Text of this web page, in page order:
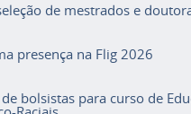
de mestrados e
presença na Flig 2026
bolsistas para curso de